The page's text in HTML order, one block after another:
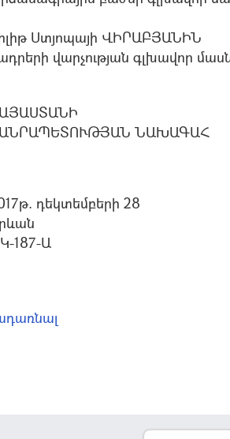
Ստյոպայի ՎԻՐԱԲՅԱՆԻՆ
վարչության գլխավոր
ՆԱԽԱԳԱՀ
դեկտեմբերի 28
187-Ա